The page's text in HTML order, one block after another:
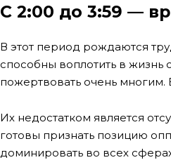
С 2:00 до 3:59 —
В этот период рождаются
способны воплотить в
пожертвовать очень
Их недостатком является
готовы признать позицию
доминировать во всех